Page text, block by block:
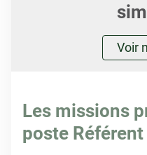
Voir
Les missions
poste